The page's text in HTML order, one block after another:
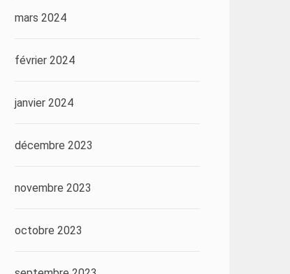
mars 2024
février 2024
janvier 2024
décembre 2023
novembre 2023
octobre 2023